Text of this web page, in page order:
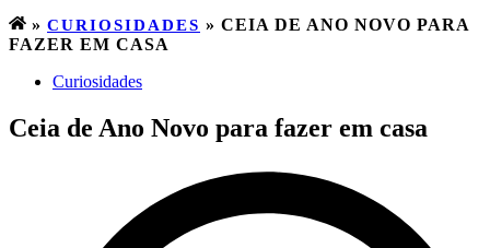
» CURIOSIDADES » CEIA DE ANO NOVO PARA
FAZER EM CASA
Curiosidades
Ceia de Ano Novo para fazer em casa